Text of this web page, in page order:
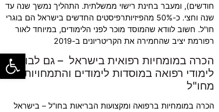
פתח
חודשים), ומעבר בחינת רישוי ממשלתית. התהליך נמשך שנה עד
שנה וחצי. כ-50% מהפיזיותרפיסטים החדשים בישראל הם בוגרי
חו"ל. חשוב לוודא שהמוסד מוכר לפני הלימודים, במיוחד לאור
רפורמת יציב שהחמירה את הקריטריונים ב-2019
הכרה במומחיות רפואית בישראל – גם לבוגרי
לימודי רפואה במוסדות לימודים והתמחויות
מחו"ל
הכרה במומחיות ברפואה ומקצועות הבריאות בחו"ל – בישראל